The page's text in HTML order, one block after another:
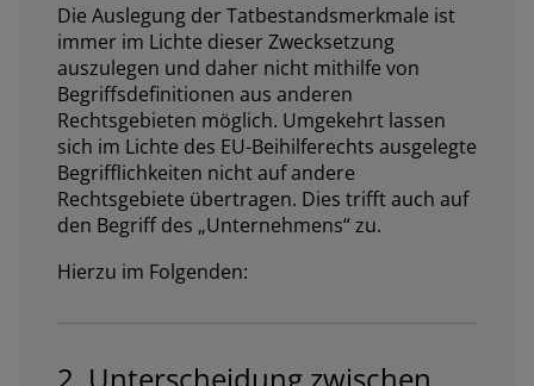
Die Auslegung der Tatbestandsmerkmale ist
immer im Lichte dieser Zwecksetzung
auszulegen und daher nicht mithilfe von
Begriffsdefinitionen aus anderen
Rechtsgebieten möglich. Umgekehrt lassen
sich im Lichte des EU-Beihilferechts ausgelegte
Begrifflichkeiten nicht auf andere
Rechtsgebiete übertragen. Dies trifft auch auf
den Begriff des „Unternehmens“ zu.
Hierzu im Folgenden: